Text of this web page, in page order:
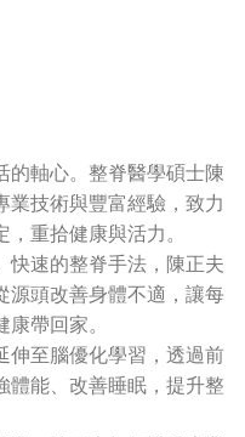
的軸心。整脊醫學碩士陳
業技術與豐富經驗，致力
重拾健康與活力。
快速的整脊手法，陳正夫
源頭改善身體不適，讓每
帶回家。
伸至腦優化學習，透過前
體能、改善睡眠，提升整